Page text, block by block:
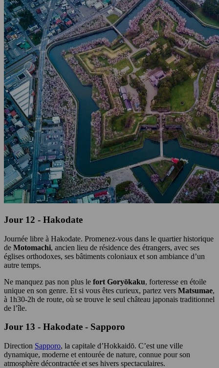
Jour 12 - Hakodate
Journée libre à Hakodate. Promenez-vous dans le quartier historique
de Motomachi, ancien lieu de résidence des étrangers, avec ses
églises orthodoxes, ses bâtiments coloniaux et son ambiance d’un
autre temps.
Ne manquez pas non plus le fort Goryōkaku, forteresse en étoile
unique en son genre. Et si vous êtes curieux, partez vers Matsumae,
à 1h30-2h de route, où se trouve le seul château japonais traditionnel
de l’île.
Jour 13 - Hakodate - Sapporo
Direction Sapporo, la capitale d’Hokkaidō. C’est une ville
dynamique, moderne et entourée de nature, connue pour son
atmosphère décontractée et ses hivers spectaculaires.